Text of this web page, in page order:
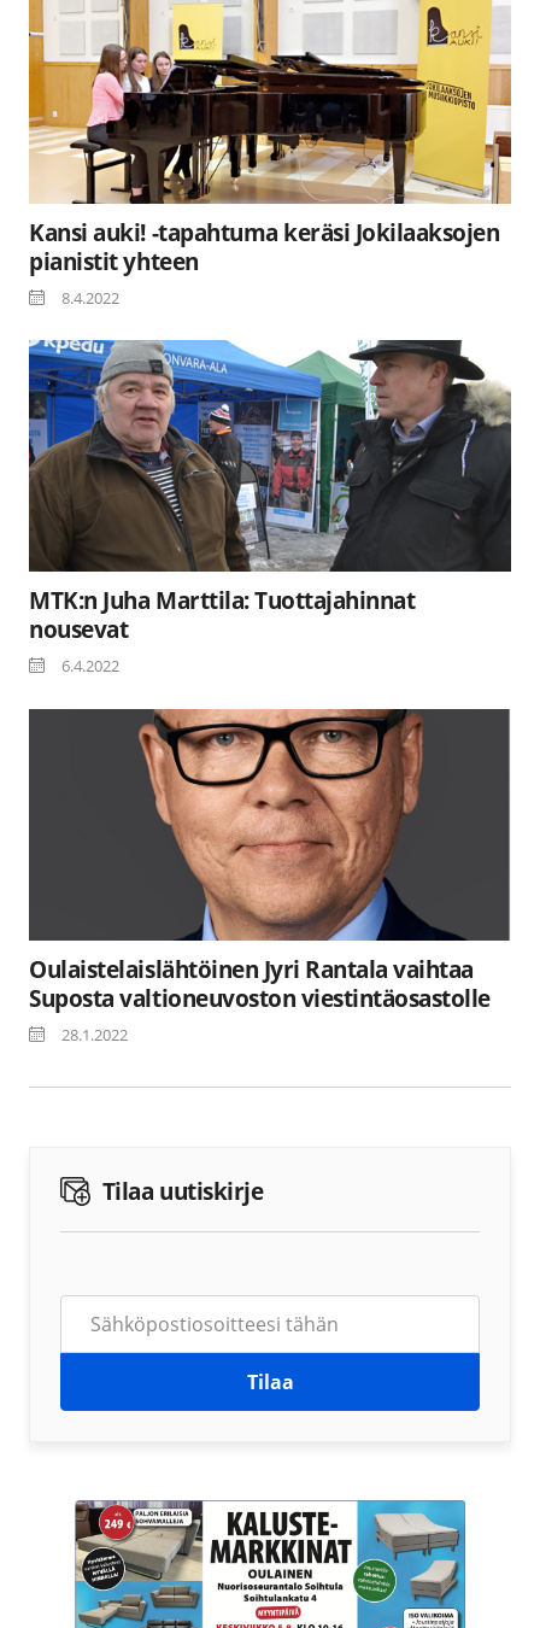
Kansi auki! -tapahtuma keräsi Jokilaaksojen
pianistit yhteen
8.4.2022
MTK:n Juha Marttila: Tuottajahinnat
nousevat
6.4.2022
Oulaistelaislähtöinen Jyri Rantala vaihtaa
Suposta valtioneuvoston viestintäosastolle
28.1.2022
Tilaa uutiskirje
Tilaa